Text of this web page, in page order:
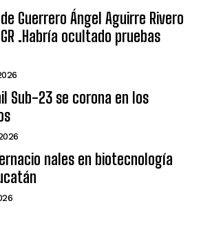
Guerrero Ángel Aguirre Rivero
.Habría ocultado pruebas
Sub-23 se corona en los
nales en biotecnología